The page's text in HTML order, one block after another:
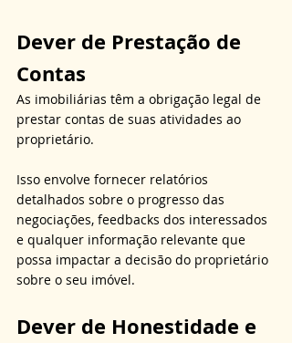
Dever de Prestação de
Contas
As imobiliárias têm a obrigação legal de
prestar contas de suas atividades ao
proprietário.
Isso envolve fornecer relatórios
detalhados sobre o progresso das
negociações, feedbacks dos interessados
e qualquer informação relevante que
possa impactar a decisão do proprietário
sobre o seu imóvel.
Dever de Honestidade e